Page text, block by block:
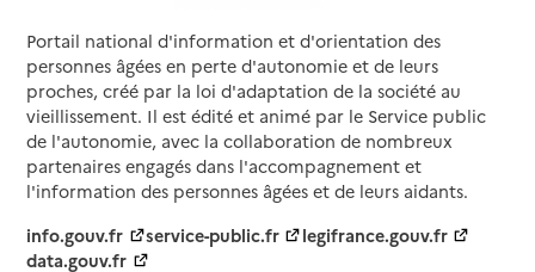
Portail national d'information et d'orientation des
personnes âgées en perte d'autonomie et de leurs
proches, créé par la loi d'adaptation de la société au
vieillissement. Il est édité et animé par le Service public
de l'autonomie, avec la collaboration de nombreux
partenaires engagés dans l'accompagnement et
l'information des personnes âgées et de leurs aidants.
info.gouv.fr
service-public.fr
legifrance.gouv.fr
data.gouv.fr